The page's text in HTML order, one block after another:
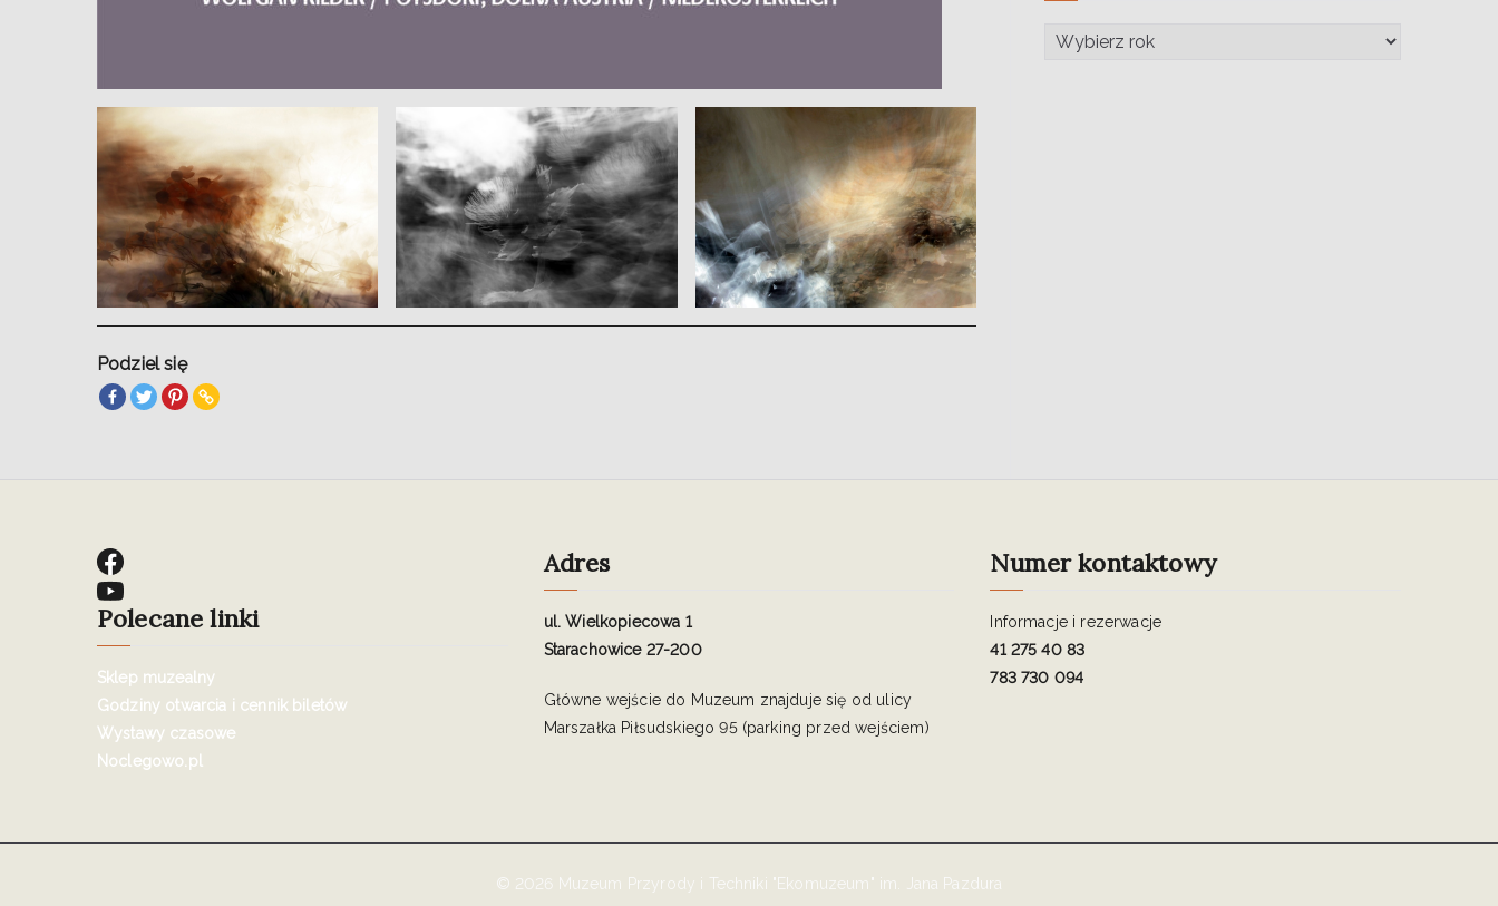
Podziel się
Polecane linki
Sklep muzealny
Godziny otwarcia i cennik biletów
Wystawy czasowe
Noclegowo.pl
Adres
ul. Wielkopiecowa 1
Starachowice 27-200
Główne wejście do Muzeum znajduje się od ulicy
Marszałka Piłsudskiego 95 (parking przed wejściem)
Numer kontaktowy
Informacje i rezerwacje
41 275 40 83
783 730 094
© 2026 Muzeum Przyrody i Techniki "Ekomuzeum" im. Jana Pazdura